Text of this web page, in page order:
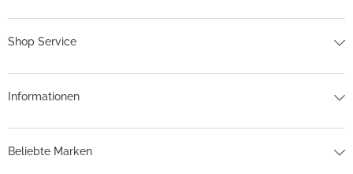
Shop Service
Informationen
Beliebte Marken